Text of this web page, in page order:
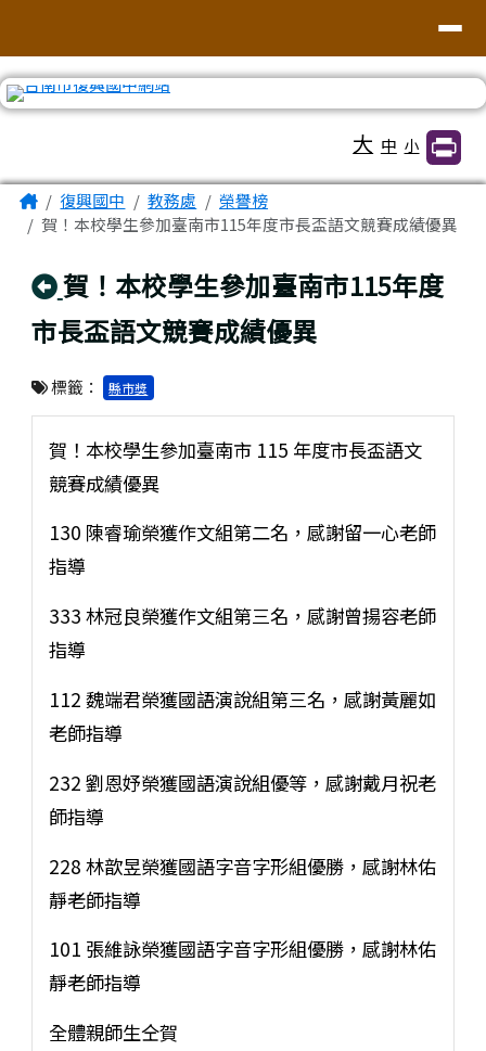
大 中 小
主內容區域
Home復興國中 教務處
榮譽榜
賀！本校學生參加臺南市115年度市長盃語文競賽成績優異
回上頁
賀！本校學生參加臺南市115年度
市長盃語文競賽成績優異
標籤： 縣市獎
賀！本校學生參加臺南市 115 年度市長盃語文
競賽成績優異
130 陳睿瑜榮獲作文組第二名，感謝留一心老師
指導
333 林冠良榮獲作文組第三名，感謝曾揚容老師
指導
112 魏端君榮獲國語演說組第三名，感謝黃麗如
老師指導
232 劉恩妤榮獲國語演說組優等，感謝戴月祝老
師指導
228 林歆昱榮獲國語字音字形組優勝，感謝林佑
靜老師指導
101 張維詠榮獲國語字音字形組優勝，感謝林佑
靜老師指導
全體親師生仝賀
頁尾區域